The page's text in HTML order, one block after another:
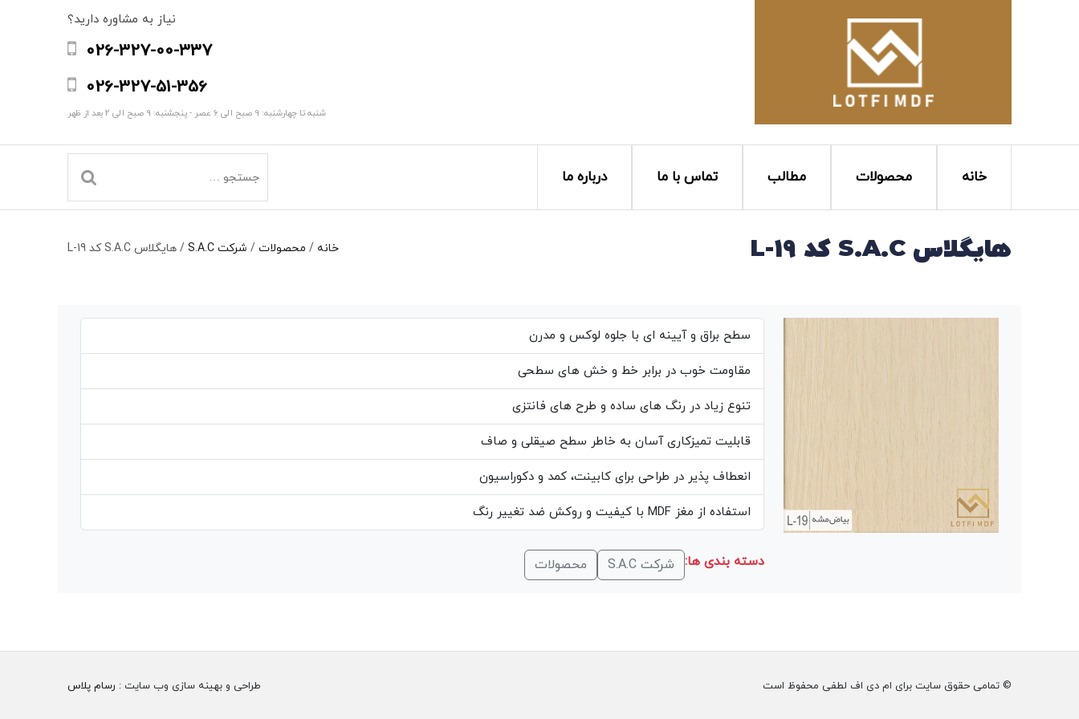
نیاز به مشاوره دارید؟
026-327-00-337
026-327-51-356
شنبه تا چهارشنبه: 9 صبح الی 6 عصر - پنجشنبه: 9 صبح الی 2 بعد از ظهر
خانه محصولات مطالب تماس با ما درباره ما
هایگلاس S.A.C کد L-19 خانه / محصولات / شرکت S.A.C / هایگلاس S.A.C کد L-19
سطح براق و آیینه ای با جلوه لوکس و مدرن
مقاومت خوب در برابر خط و خش های سطحی
تنوع زیاد در رنگ های ساده و طرح های فانتزی
قابلیت تمیزکاری آسان به خاطر سطح صیقلی و صاف
انعطاف پذیر در طراحی برای کابینت، کمد و دکوراسیون
استفاده از مغز MDF با کیفیت و روکش ضد تغییر رنگ
دسته بندی ها: شرکت S.A.C محصولات
© تمامی حقوق سایت برای ام دی اف لطفی محفوظ است طراحی و بهینه سازی وب سایت : رسام پلاس